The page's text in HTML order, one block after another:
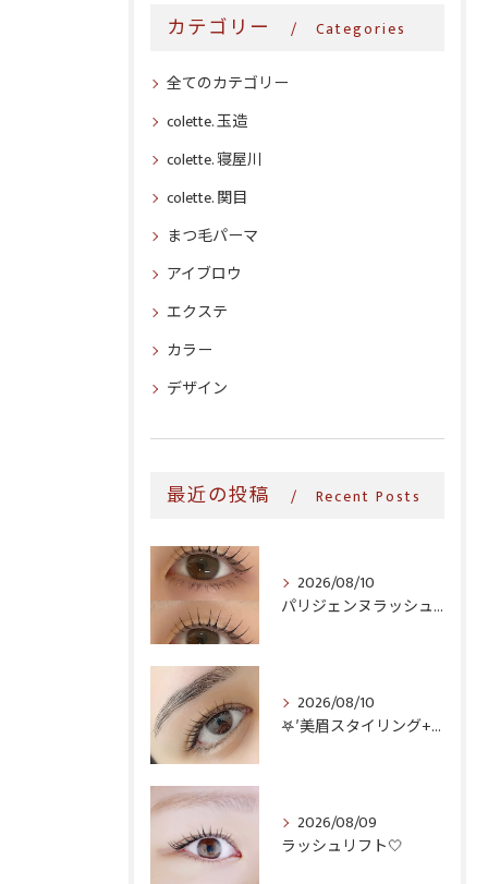
カテゴリー Categories
全てのカテゴリー
colette. 玉造
colette. 寝屋川
colette. 関目
まつ毛パーマ
アイブロウ
エクステ
カラー
デザイン
最近の投稿 Recent Posts
2026/08/10
パリジェンヌラッシュリフト♪
2026/08/10
𖤐′美眉スタイリング+ラッシュリフト♥️
2026/08/09
ラッシュリフト‎🤍